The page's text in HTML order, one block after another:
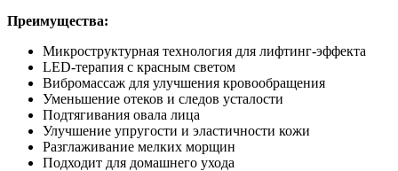
Преимущества:
Микроструктурная технология для лифтинг-эффекта
LED-терапия с красным светом
Вибромассаж для улучшения кровообращения
Уменьшение отеков и следов усталости
Подтягивания овала лица
Улучшение упругости и эластичности кожи
Разглаживание мелких морщин
Подходит для домашнего ухода